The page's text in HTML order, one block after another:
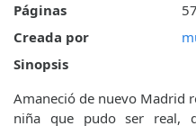
Páginas
Creada por
Sinopsis
Amaneció de nuevo Madrid
niña que pudo ser real,